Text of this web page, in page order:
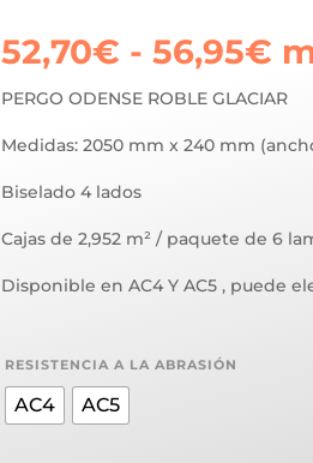
52,70€ - 56,95€
PERGO ODENSE ROBLE GLACIAR
Medidas: 2050 mm x 240 mm
Biselado 4 lados
Cajas de 2,952 m² / paquete de 6
Disponible en AC4 Y AC5 , puede
RESISTENCIA A LA ABRASIÓN
AC4 AC5